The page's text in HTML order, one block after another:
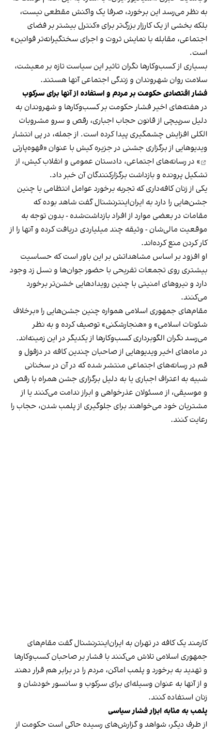
به نظر می‌رسد این برخورد، صرفا یک واکنش مقطعی نیست،
بلکه بخشی از یک کارزار بزرگ‌تر برای «کنترل بیشتر بر فضای
اجتماعی، مقابله با نمایش ثروت و اجرای سختگیرانه‌تر قوانین»
است.
بسیاری از کسب‌وکارها نگران تاثیر این سیاست‌ تازه بر معیشت،
سلامت روان شهروندان و زندگی اجتماعی آنها هستند.
فشار اقتصادی حکومت بر مردم و استفاده از آنها برای سرکوب
در هفته‌های اخیر فشار حکومت بر کسب‌وکارها و شهروندان به
دلیل سرپیچی از قانون حجاب اجباری، رقص و سرو مشروبات
الکلی افزایش چشمگیری پیدا کرده است. از جمله، در پی انتشار
ویدیوهایی از برگزاری جشنی در جزیره کیش با عنوان «قهوه‌پارتی
» در رسانه‌های اجتماعی، دادستان عمومی و انقلاب کیش، از
تشکیل پرونده و بازداشت برگزارکنندگان آن خبر داد.
یکی از زنان کافه‌داری که تجربه برخورد عوامل انتظامی با چنین
جشن‌هایی را دارد به ایران‌اینترنشنال گفت شاهد بوده که
مقامات در بعضی موارد از افراد بازداشت‌‌شده - بدون توجه به
موقعیت مالی‌شان - وثیقه چند میلیاردی دریافت کرده و آنها را از
کار کردن منع کرده‌اند.
او افزود بر اساس مشاهداتش بر این باور است که حساسیت
بیشتری روی تجمعات تفریحی با حضور جوان‌ها و نسل زد وجود
دارد و نیروهای امنیتی با چنین رویدادهایی خشن‌تر برخورد
می‌کنند.
مقام‌های جمهوری اسلامی همواره چنین جشن‌هایی را «برخلاف
شئونات اسلامی» و «هنجارشکنی» توصیف کرده و به نظر
می‌رسد نگران الگوبرداری کسب‌وکارها از یکدیگر در این زمینه‌اند.
در ماه‌های اخیر ویدیوهایی از صاحبان چندین کافه در دزفول و
قم در رسانه‌های اجتماعی منتشر شده که در آن در سخنانی
شبیه به اعتراف اجباری یا به دلیل برگزاری جشن همراه با رقص
و موسیقی، از مسئولان عذرخواهی و ابراز ندامت می‌کنند یا از
مشتریان خود می‌خواهند برای جلوگیری از پلمب شدن، حجاب را
رعایت کنند.
کارمند یک کافه در تهران به ایران‌اینترنشنال گفت مقام‌های
جمهوری اسلامی تلاش می‌کنند با فشار بر صاحبان کسب‌وکارها
و تهدید به برخورد و پلمب اماکن، مردم را در برابر هم قرار دهند
و از آنها به عنوان وسیله‌ای برای سرکوب و سانسور خودشان و
زنان استفاده کنند.
پلمب به مثابه ابزار فشار سیاسی
از طرف دیگر، شواهد و گزارش‌های رسیده حاکی است حکومت از